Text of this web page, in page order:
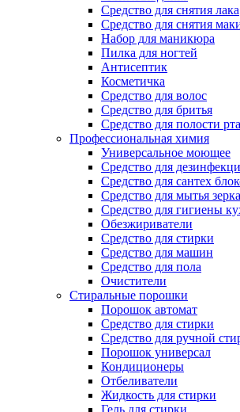
Средство для снятия лака
Средство для снятия
Набор для маникюра
Пилка для ногтей
Антисептик
Косметичка
Средство для волос
Средство для бритья
Средство для полости рта
Профессиональная химия
Универсальное моющее
Средство для
Средство для сантех
Средство для мытья
Средство для гигиены
Обезжириватели
Средство для стирки
Средство для машин
Средство для пола
Очистители
Стиральные порошки
Порошок автомат
Средство для стирки
Средство для ручной
Порошок универсал
Кондиционеры
Отбеливатели
Жидкость для стирки
Гель для стирки